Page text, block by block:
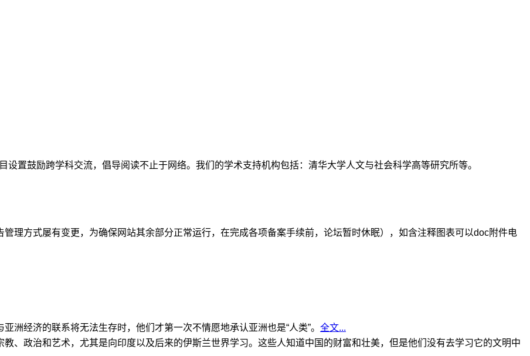
设置鼓励跨学科交流，倡导阅读不止于网络。我们的学术支持机构包括：清华大学人文与社会科学高等研究所等。
理方式屡有变更，为确保网站其余部分正常运行，在完成各项备案手续前，论坛暂时休眠），如含注释图表可以doc附件电
洲经济的联系将无法生存时，他们才第一次不情愿地承认亚洲也是“人类”。 全文...
、政治和艺术，尤其是向印度以及后来的伊斯兰世界学习。这些人知道中国的财富和壮美，但是他们没有去学习它的文明中